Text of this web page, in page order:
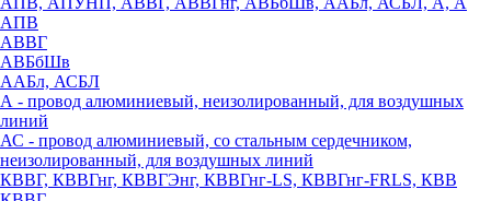
АПВ
АВВГ
АВБбШв
ААБл, АСБЛ
А - провод алюминиевый, неизолированный, для воздушных
линий
АС - провод алюминиевый, со стальным сердечником,
неизолированный, для воздушных линий
КВВГ, КВВГнг, КВВГЭнг, КВВГнг-LS, КВВГнг-FRLS, КВВ